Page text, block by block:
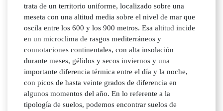
trata de un territorio uniforme, localizado sobre una
meseta con una altitud media sobre el nivel de mar que
oscila entre los 600 y los 900 metros. Esa altitud incide
en un microclima de rasgos mediterráneos y
connotaciones continentales, con alta insolación
durante meses, gélidos y secos inviernos y una
importante diferencia térmica entre el día y la noche,
con picos de hasta veinte grados de diferencia en
algunos momentos del año. En lo referente a la
tipología de suelos, podemos encontrar suelos de